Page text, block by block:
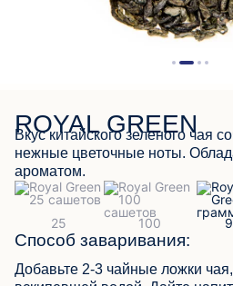
ROYAL GREEN
Вкус китайского зеленого чая
нежные цветочные ноты.
ароматом.
Способ заваривания:
Добавьте 2-3 чайные ложки